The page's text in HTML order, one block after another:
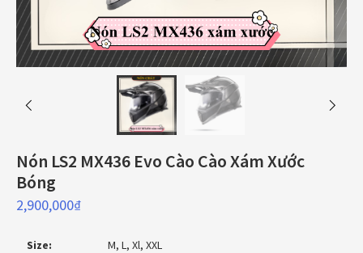
Nón LS2 MX436 Evo Cào Cào Xám Xước
Bóng
2,900,000₫
Size: M, L, Xl, XXL